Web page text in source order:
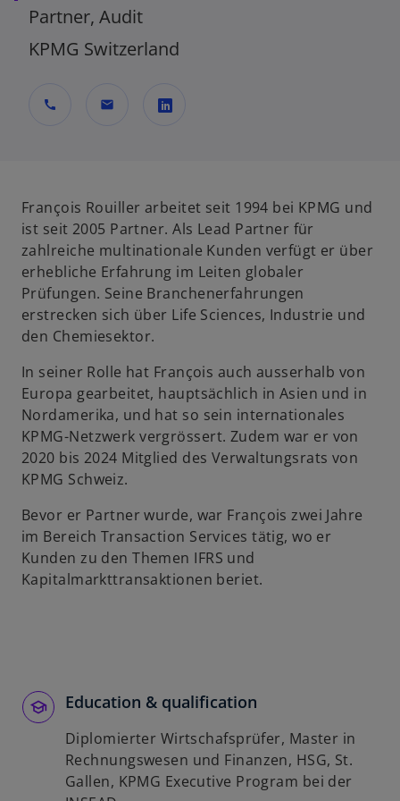
Partner, Audit
KPMG Switzerland
call mail
d
i
n
e
n
e
n
e
u
e
n
i
r
e
g
e
François Rouiller arbeitet seit 1994 bei KPMG und
ist seit 2005 Partner. Als Lead Partner für
zahlreiche multinationale Kunden verfügt er über
erhebliche Erfahrung im Leiten globaler
Prüfungen. Seine Branchenerfahrungen
erstrecken sich über Life Sciences, Industrie und
den Chemiesektor.
In seiner Rolle hat François auch ausserhalb von
Europa gearbeitet, hauptsächlich in Asien und in
Nordamerika, und hat so sein internationales
KPMG-Netzwerk vergrössert. Zudem war er von
2020 bis 2024 Mitglied des Verwaltungsrats von
KPMG Schweiz.
Bevor er Partner wurde, war François zwei Jahre
im Bereich Transaction Services tätig, wo er
Kunden zu den Themen IFRS und
Kapitalmarkttransaktionen beriet.
Education & qualification
Diplomierter Wirtschafsprüfer, Master in
Rechnungswesen und Finanzen, HSG, St.
Gallen, KPMG Executive Program bei der